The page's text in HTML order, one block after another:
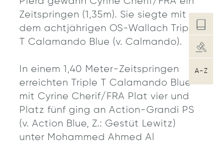
Zeitspringen (1,35m). Sie siegte mit
dem achtjährigen OS-Wallach Triple
T Calamando Blue (v. Calmando).
In einem 1,40 Meter-Zeitspringen
erreichten Triple T Calamando Blue
mit Cyrine Cherif/FRA Plat vier und
Platz fünf ging an Action-Grandi PS
(v. Action Blue, Z.: Gestüt Lewitz)
unter Mohammed Ahmed Al
A-Z